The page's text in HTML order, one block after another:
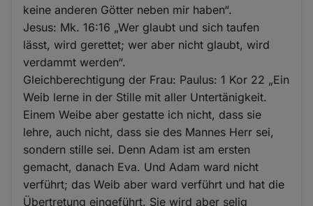
keine anderen Götter neben mir haben“.
Jesus: Mk. 16:16 „Wer glaubt und sich taufen
lässt, wird gerettet; wer aber nicht glaubt, wird
verdammt werden“.
Gleichberechtigung der Frau: Paulus: 1 Kor 22 „Ein
Weib lerne in der Stille mit aller Untertänigkeit.
Einem Weibe aber gestatte ich nicht, dass sie
lehre, auch nicht, dass sie des Mannes Herr sei,
sondern stille sei. Denn Adam ist am ersten
gemacht, danach Eva. Und Adam ward nicht
verführt; das Weib aber ward verführt und hat die
Übertretung eingeführt. Sie wird aber selig